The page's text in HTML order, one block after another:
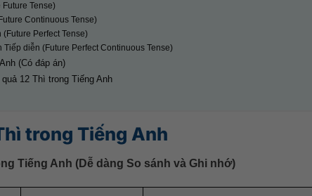
Tense)
Continuous Tense)
Perfect Tense)
diễn (Future Perfect Continuous Tense)
(Có đáp án)
12 Thì trong Tiếng Anh
trong Tiếng Anh
Tiếng Anh (Dễ dàng So sánh và Ghi nhớ)